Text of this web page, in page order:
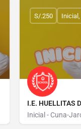
I.E. HUELLITAS
Inicial - Cuna-
S/.250